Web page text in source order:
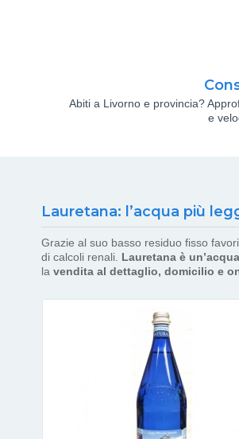
Abiti a Livorno e provincia?
e
Lauretana: l’acqua più
Grazie al suo basso residuo fisso
di calcoli renali. Lauretana è
la vendita al dettaglio, domicilio e